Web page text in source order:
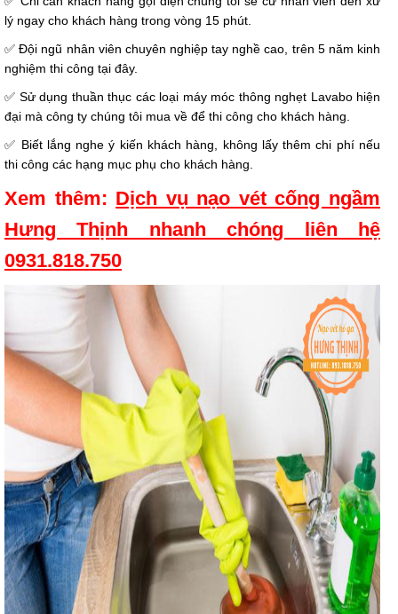
lý ngay cho khách hàng trong vòng 15 phút.
✅Đội ngũ nhân viên chuyên nghiệp tay nghề cao, trên 5 năm kinh
nghiệm thi công tại đây.
✅ Sử dụng thuần thục các loại máy móc thông nghẹt Lavabo hiện
đại mà công ty chúng tôi mua về để thi công cho khách hàng.
✅ Biết lắng nghe ý kiến khách hàng, không lấy thêm chi phí nếu
thi công các hạng mục phụ cho khách hàng.
Xem thêm: Dịch vụ nạo vét cống ngầm
Hưng Thịnh nhanh chóng liên hệ
0931.818.750